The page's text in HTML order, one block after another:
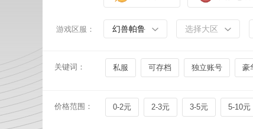
游戏区服： 幻兽帕鲁 选择大区
关键词： 私服 可存档 独立账号 豪
价格范围： 0-2元 2-3元 3-5元 5-10元